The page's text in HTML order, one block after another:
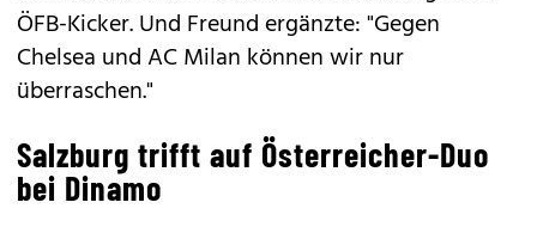
ÖFB-Kicker. Und Freund ergänzte: "Gegen
Chelsea und AC Milan können wir nur
überraschen."
Salzburg trifft auf Österreicher-Duo
bei Dinamo